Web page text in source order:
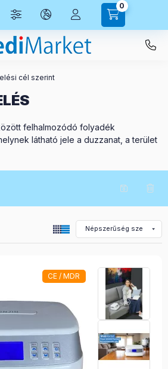
0
cél szerint
felhalmozódó folyadék
látható jele a duzzanat, a terület
CE / MDR